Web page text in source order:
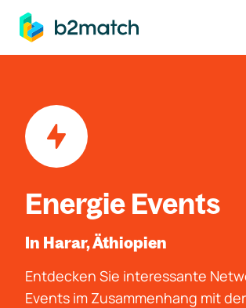
springen
Energie Events
In Harar, Äthiopien
Entdecken Sie interessante
Events im Zusammenhang mit der